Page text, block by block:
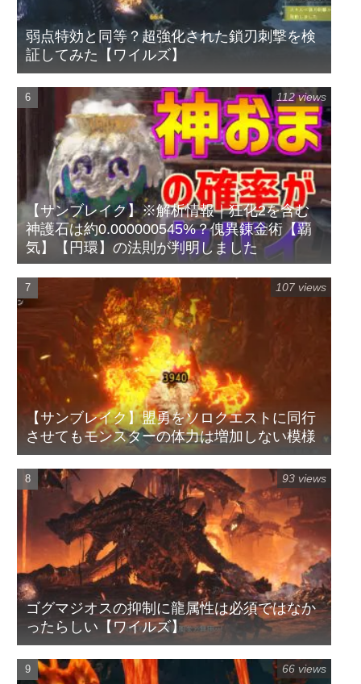
弱点特効と同等？超強化された鎖刃刺撃を検
証してみた【ワイルズ】
【サンブレイク】※解析情報｜狂化2を含む
神護石は約0.000000545%？傀異錬金術【覇
気】【円環】の法則が判明しました
112 views
【サンブレイク】盟勇をソロクエストに同行
させてもモンスターの体力は増加しない模様
107 views
ゴグマジオスの抑制に龍属性は必須ではなか
ったらしい【ワイルズ】
93 views
66 views